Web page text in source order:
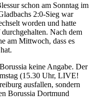
schon am Sonntag im
2:0-Sieg war
worden und hatte
Nach dem
am Mittwoch, dass es
keine Angabe. Der
(15.30 Uhr, LIVE!
ausfallen, sondern
Borussia Dortmund